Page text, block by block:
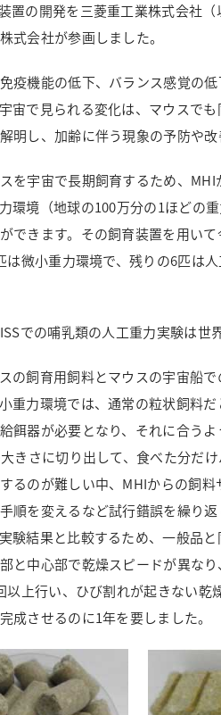
置の開発を三菱重工業株式会社
式会社が参画しました。
疫機能の低下、バランス感覚の
宙で見られる変化は、マウスで
明し、加齢に伴う現象の予防や
を宇宙で長期飼育するため、
環境（地球の100万分の1ほどの
できます。その飼育装置を用いて
微小重力環境で、残りの6匹は
での哺乳類の人工重力実験は世
の飼育用飼料とマウスの宇宙船
重力環境では、通常の粒状飼料
餌器が必要となり、それに合う
きさに切り出して、食べた分だ
るのが難しい中、MHIからの飼
順を変えるなど試行錯誤を繰り
験結果と比較するため、一般品
と中心部で乾燥スピードが異な
上行い、ひび割れが起きない乾
させるのに1年を要しました。